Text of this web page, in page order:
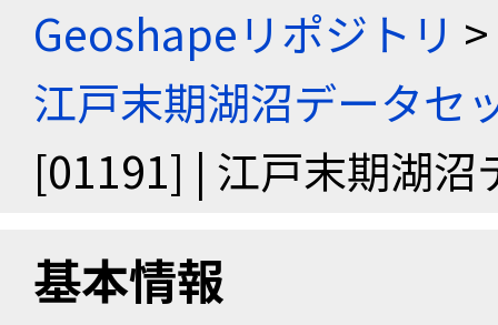
Geoshapeリポジトリ >
江戸末期湖沼データセ
[01191] | 江戸末期湖沼
基本情報